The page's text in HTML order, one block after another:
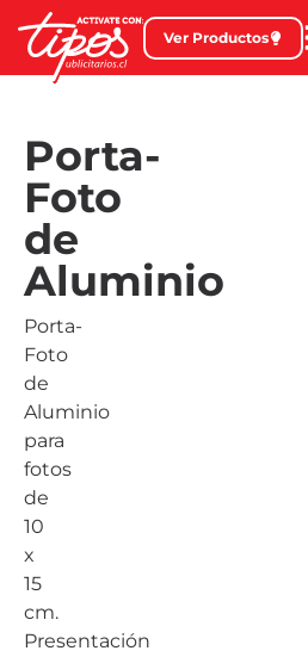
Ver Productos
Porta-
Foto
de
Aluminio
Porta-
Foto
de
Aluminio
para
fotos
de
10
x
15
cm.
Presentación